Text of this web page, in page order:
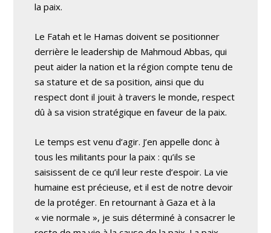
la paix.
Le Fatah et le Hamas doivent se positionner
derrière le leadership de Mahmoud Abbas, qui
peut aider la nation et la région compte tenu de
sa stature et de sa position, ainsi que du
respect dont il jouit à travers le monde, respect
dû à sa vision stratégique en faveur de la paix.
Le temps est venu d’agir. J’en appelle donc à
tous les militants pour la paix : qu’ils se
saisissent de ce qu’il leur reste d’espoir. La vie
humaine est précieuse, et il est de notre devoir
de la protéger. En retournant à Gaza et à la
« vie normale », je suis déterminé à consacrer le